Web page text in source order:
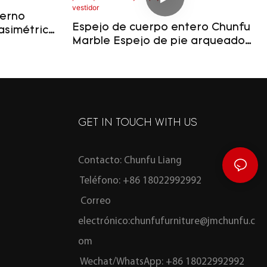
Espejo de cuerpo entero Chunfu
Marble Espejo de pie arqueado
GET IN TOUCH WITH US
Contacto: Chunfu Liang
Teléfono: +86 18022992992
Correo
electrónico:chunfufurniture@jmchunfu.c
om
Wechat/WhatsApp: +86 18022992992